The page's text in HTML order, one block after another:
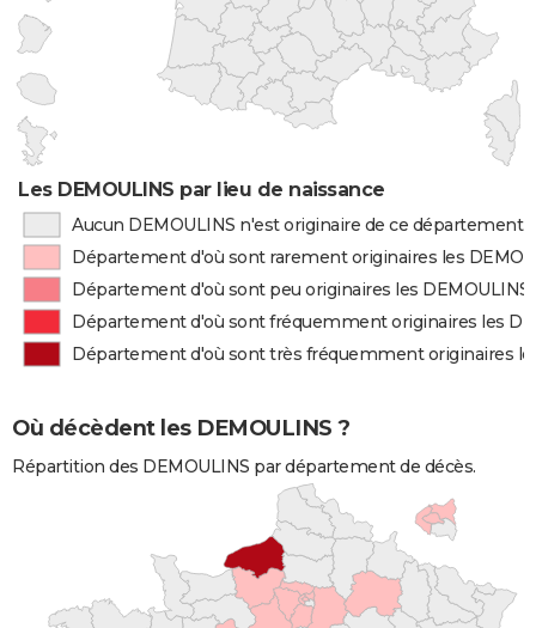
Les DEMOULINS par lieu de naissance
Aucun DEMOULINS n'est originaire de ce département
Département d'où sont rarement originaires les
Département d'où sont peu originaires les DEMOULINS
Département d'où sont fréquemment originaires les
Département d'où sont très fréquemment originaires
Où décèdent les DEMOULINS ?
Répartition des DEMOULINS par département de décès.